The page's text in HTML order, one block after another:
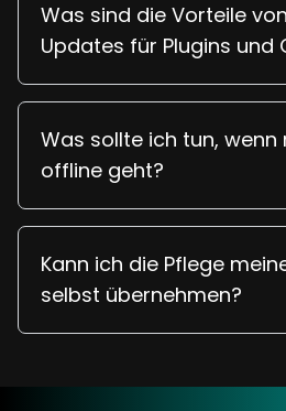
Was sind die Vorteile
Updates für Plugins und
Was sollte ich tun, wenn
offline geht?
Kann ich die Pflege
selbst übernehmen?